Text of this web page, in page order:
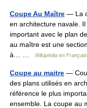
Coupe Au Maître — La
en architecture navale.
important avec le plan
au maître est une
à… …
Wikipédia en Français
Coupe au maitre —
des plans utilisés en
référence le plus
ensemble. La coupe au